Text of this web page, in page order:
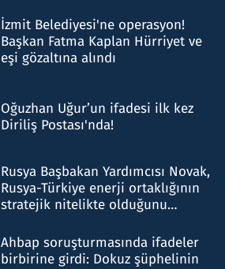
İzmit Belediyesi'ne operasyon!
Başkan Fatma Kaplan Hürriyet ve
eşi gözaltına alındı
Oğuzhan Uğur’un ifadesi ilk kez
Diriliş Postası'nda!
Rusya Başbakan Yardımcısı Novak,
Rusya-Türkiye enerji ortaklığının
stratejik nitelikte olduğunu
Ahbap soruşturmasında ifadeler
birbirine girdi: Dokuz şüphelinin